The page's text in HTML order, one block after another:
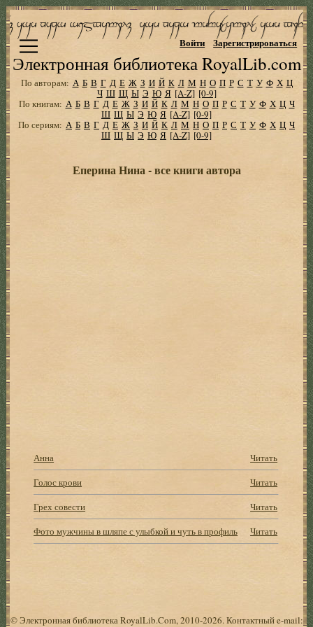
Электронная библиотека RoyalLib.com
Войти Зарегистрироваться
По авторам: А Б В Г Д Е Ж З И Й К Л М Н О П Р С Т У Ф Х Ц
Ч Ш Щ Ы Э Ю Я [A-Z] [0-9]
По книгам: А Б В Г Д Е Ж З И Й К Л М Н О П Р С Т У Ф Х Ц Ч
Ш Щ Ы Э Ю Я [A-Z] [0-9]
По сериям: А Б В Г Д Е Ж З И Й К Л М Н О П Р С Т У Ф Х Ц Ч
Ш Щ Ы Э Ю Я [A-Z] [0-9]
Еперина Нина - все книги автора
Анна
Читать
Голос крови
Читать
Грех совести
Читать
Фото мужчины в шляпе с улыбкой и чуть в профиль
Читать
© Электронная библиотека RoyalLib.Com, 2010-2026. Контактный e-mail: